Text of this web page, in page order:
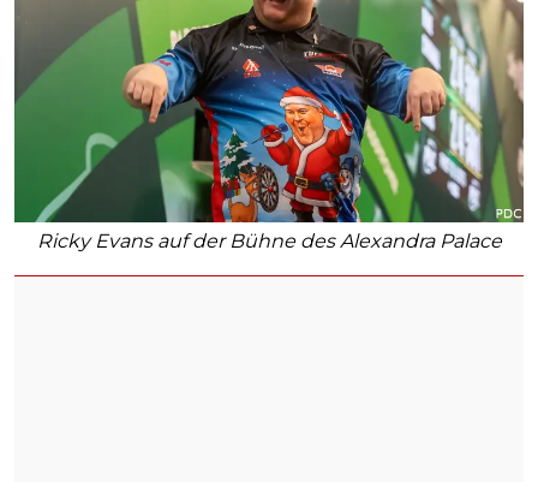
Ricky Evans auf der Bühne des Alexandra Palace